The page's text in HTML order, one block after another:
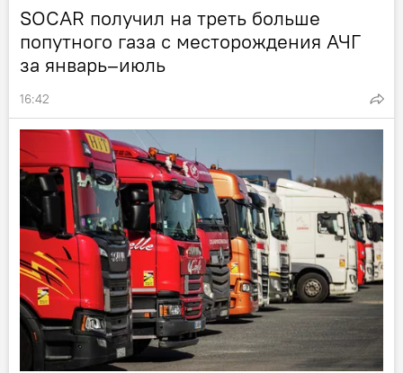
SOCAR получил на треть больше
попутного газа с месторождения АЧГ
за январь–июль
16:42